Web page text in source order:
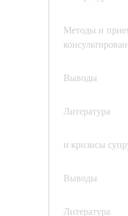
Методы и
Выводы
Литература
и кризисы
Выводы
Литература